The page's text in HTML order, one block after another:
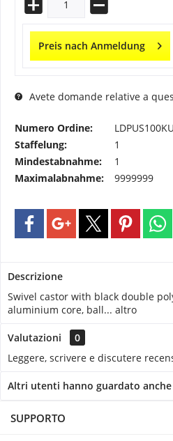
Preis nach Anmeldung
Avete domande relative a
Numero Ordine:
Staffelung:
1
Mindestabnahme:
1
Maximalabnahme:
9999999
Descrizione
Swivel castor with black double
aluminium core, ball... altro
Valutazioni
0
Leggere, scrivere e discutere
Altri utenti hanno guardato anche
SUPPORTO